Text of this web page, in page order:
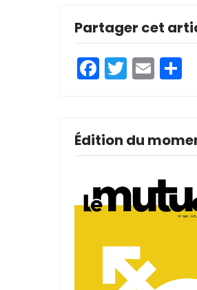
Partager cet
Facebook
Twitter
Email
Édition du